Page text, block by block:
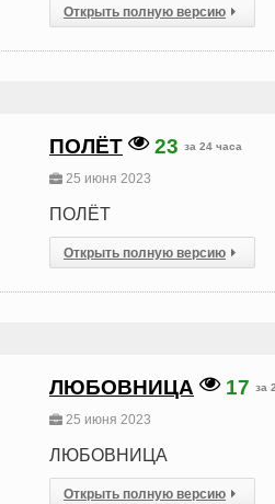
Открыть полную версию
ПОЛЁТ 23 за 24 часа
25 июня 2023
ПОЛЁТ
Открыть полную версию
ЛЮБОВНИЦА 17 за
25 июня 2023
ЛЮБОВНИЦА
Открыть полную версию